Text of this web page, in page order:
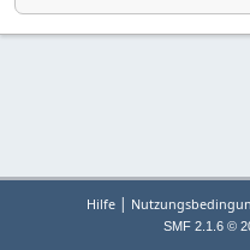
Hilfe |
SMF 2.1.6 ©